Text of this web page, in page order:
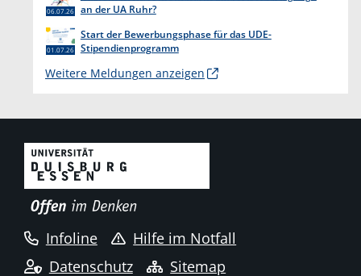
an der UA Ruhr?
06.07.26
Start der Bewerbungsphase für das UDE-
Stipendienprogramm
01.07.26
Weitere Meldungen anzeigen
Infoline
Hilfe im Notfall
Datenschutz
Sitemap